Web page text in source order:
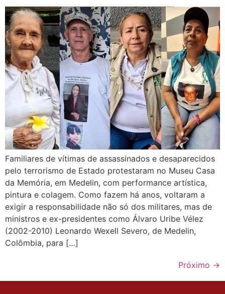
Familiares de vítimas de assassinados e desaparecidos
pelo terrorismo de Estado protestaram no Museu Casa
da Memória, em Medelin, com performance artística,
pintura e colagem. Como fazem há anos, voltaram a
exigir a responsabilidade não só dos militares, mas de
ministros e ex-presidentes como Álvaro Uribe Vélez
(2002-2010) Leonardo Wexell Severo, de Medelin,
Colômbia, para […]
Próximo →